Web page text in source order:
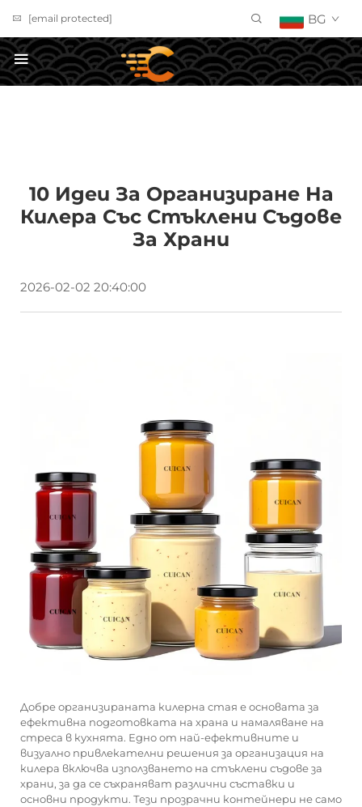
[email protected] BG
10 Идеи За Организиране На
Килера Със Стъклени Съдове
За Храни
2026-02-02 20:40:00
Добре организираната килерна стая е основата за
ефективна подготовката на храна и намаляване на
стреса в кухнята. Едно от най-ефективните и
визуално привлекателни решения за организация на
килера включва използването на стъклени съдове за
храни, за да се съхраняват различни съставки и
основни продукти. Тези прозрачни контейнери не само